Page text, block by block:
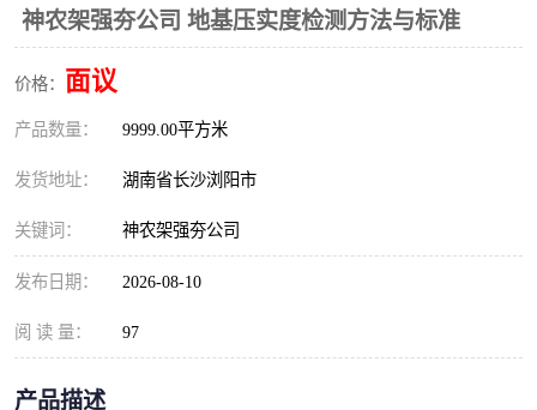
神农架强夯公司 地基压实度检测方法与标准
价格： 面议
产品数量： 9999.00平方米
发货地址： 湖南省长沙浏阳市
关键词： 神农架强夯公司
发布日期： 2026-08-10
阅 读 量： 97
产品描述